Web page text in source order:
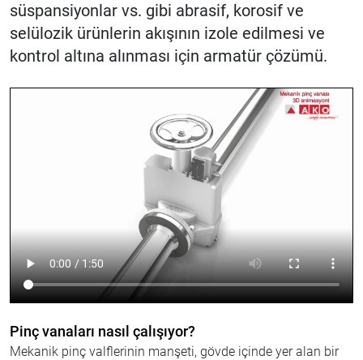
süspansiyonlar vs. gibi abrasif, korosif ve
selülozik ürünlerin akışının izole edilmesi ve
kontrol altına alınması için armatür çözümü.
Pinç vanaları nasıl çalışıyor?
Mekanik pinç valflerinin manşeti, gövde içinde yer alan bir